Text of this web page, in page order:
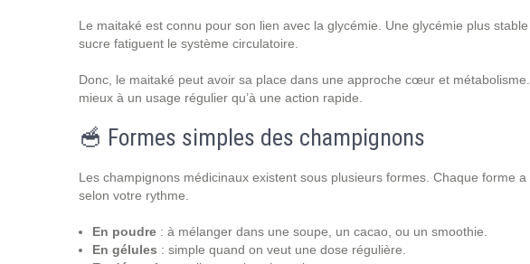
Le maitaké est connu pour son lien avec la glycémie. Une glycémie plus
sucre fatiguent le système circulatoire.
Donc, le maitaké peut avoir sa place dans une approche cœur et
mieux à un usage régulier qu’à une action rapide.
🥣 Formes simples des champignons
Les champignons médicinaux existent sous plusieurs formes. Chaque forme
selon votre rythme.
En poudre : à mélanger dans une soupe, un cacao, ou un smoothie.
En gélules : simple quand on veut une dose régulière.